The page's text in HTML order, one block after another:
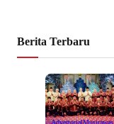
Berita Terbaru
AdvertorialMusirawas